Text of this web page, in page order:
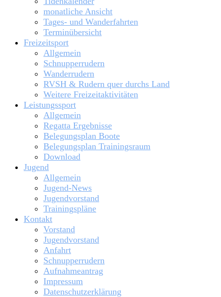
monatliche Ansicht
Tages- und Wanderfahrten
Terminübersicht
Freizeitsport
Allgemein
Schnupperrudern
Wanderrudern
RVSH & Rudern quer durchs Land
Weitere Freizeitaktivitäten
Leistungssport
Allgemein
Regatta Ergebnisse
Belegungsplan Boote
Belegungsplan Trainingsraum
Download
Jugend
Allgemein
Jugend-News
Jugendvorstand
Trainingspläne
Kontakt
Vorstand
Jugendvorstand
Anfahrt
Schnupperrudern
Aufnahmeantrag
Impressum
Datenschutzerklärung